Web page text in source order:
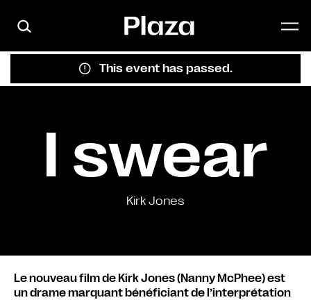
This event has passed.
I swear
Kirk Jones
Le nouveau film de Kirk Jones (Nanny McPhee) est
un drame marquant bénéficiant de l’interprétation